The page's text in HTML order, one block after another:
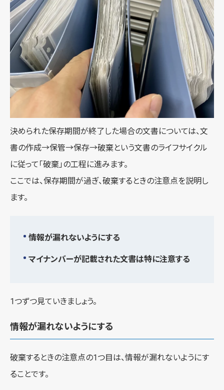
決められた保存期間が終了した場合の文書については、文
書の作成→保管→保存→破棄という文書のライフサイクル
に従って「破棄」の工程に進みます。
ここでは、保存期間が過ぎ、破棄するときの注意点を説明し
ます。
情報が漏れないようにする
マイナンバーが記載された文書は特に注意する
1つずつ見ていきましょう。
情報が漏れないようにする
破棄するときの注意点の1つ目は、情報が漏れないようにす
ることです。